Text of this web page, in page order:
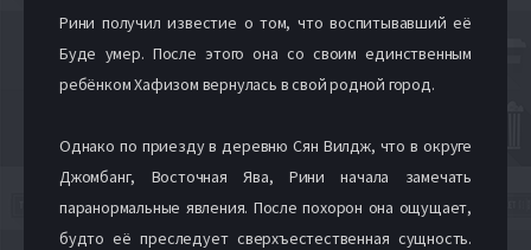
Рини получил известие о том, что воспитывавший её
Буде умер. После этого она со своим единственным
ребёнком Хафизом вернулась в свой родной город.
Однако по приезду в деревню Сян Вилдж, что в округе
Джомбанг, Восточная Ява, Рини начала замечать
паранормальные явления. После похорон она ощущает,
будто её преследует сверхъестественная сущность.